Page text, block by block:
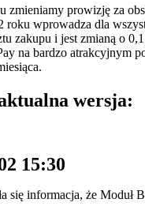
zmieniamy prowizję za
roku wprowadza dla
zakupu i jest zmianą o
na bardzo atrakcyjnym
wersja:
15:30
się informacja, że Moduł